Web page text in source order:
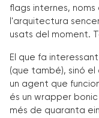
flags internes,
l'arquitectura
usats del moment.
El que fa
(que també), sinó
un agent que
és un wrapper bonic
més de quaranta